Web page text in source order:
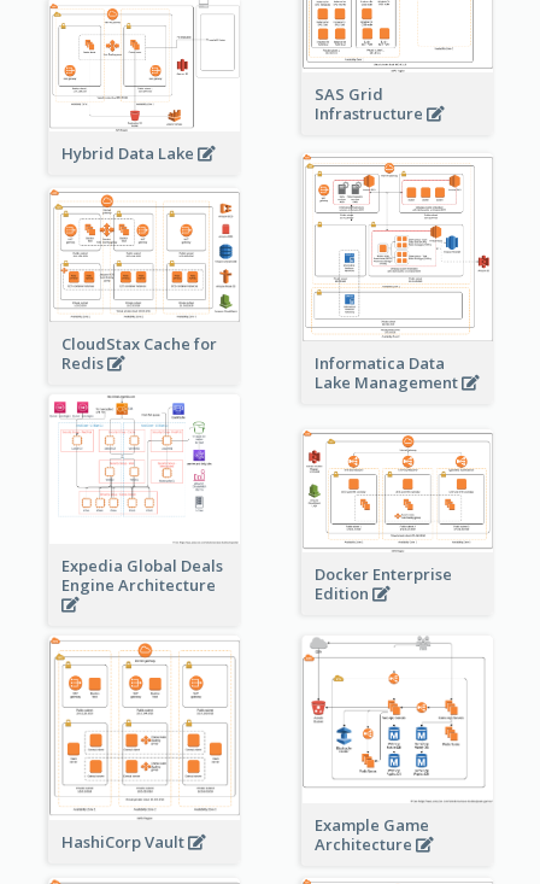
SAS Grid
Infrastructure
Hybrid Data Lake
Informatica Data
Lake Management
CloudStax Cache for
Redis
Expedia Global Deals
Engine Architecture
Docker Enterprise
Edition
HashiCorp Vault
Example Game
Architecture